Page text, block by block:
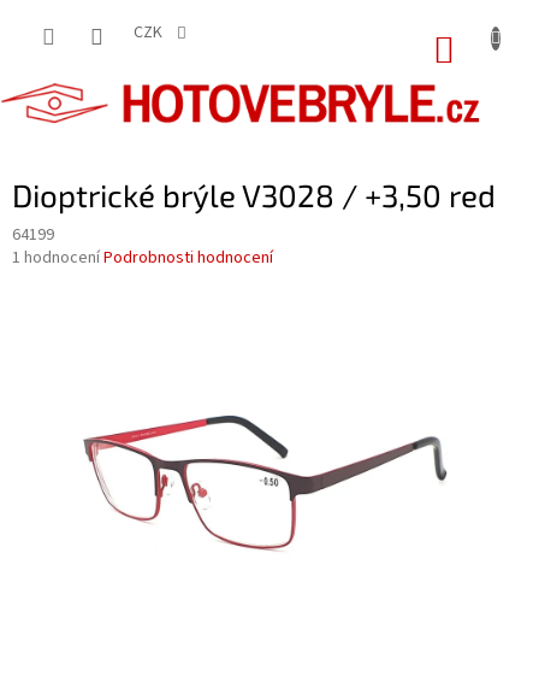
CZK
Dioptrické brýle V3028 / +3,50 red
64199
Průměrné
1 hodnoceníPodrobnosti hodnocení